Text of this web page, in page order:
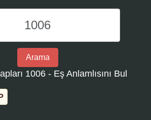
Word
Kelime
Oyunu
bulmaca
numarasını
Arama
1006 - Eş Anlamlısını Bul